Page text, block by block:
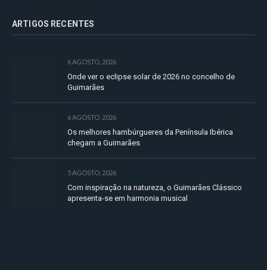
ARTIGOS RECENTES
6 AGOSTO, 2026
Onde ver o eclipse solar de 2026 no concelho de
Guimarães
6 AGOSTO, 2026
Os melhores hambúrgueres da Península Ibérica
chegam a Guimarães
5 AGOSTO, 2026
Com inspiração na natureza, o Guimarães Clássico
apresenta-se em harmonia musical